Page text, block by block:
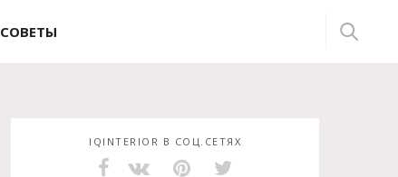
СОВЕТЫ
IQINTERIOR В СОЦ.СЕТЯХ